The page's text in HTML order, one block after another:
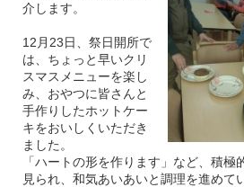
介します。
12月23日、祭日開所で
は、ちょっと早いクリ
スマスメニューを楽し
み、おやつに皆さんと
手作りしたホットケー
キをおいしくいただき
ました。
「ハートの形を作ります」など、積
見られ、和気あいあいと調理を進めて